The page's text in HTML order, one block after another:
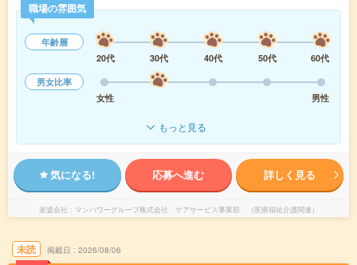
職場の雰囲気
年齢層
20代
30代 40代 50代
60代
男女比率
女性
男性
もっと見る
気になる! 応募へ進む 詳しく見る
派遣会社 マンパワーグループ株式会社 ケアサービス事業部 （医療福祉介護関連）
未読 掲載日 2026/08/06